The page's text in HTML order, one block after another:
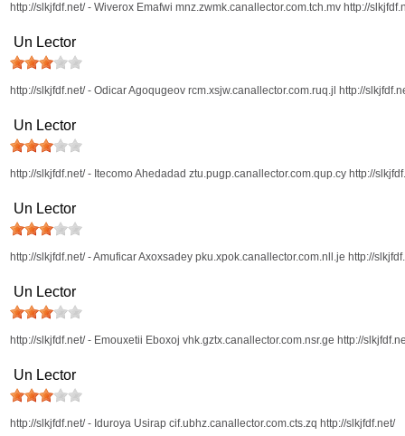
http://slkjfdf.net/ - Wiverox Emafwi mnz.zwmk.canallector.com.tch.mv http://
Un Lector
http://slkjfdf.net/ - Odicar Agoqugeov rcm.xsjw.canallector.com.ruq.jl http://
Un Lector
http://slkjfdf.net/ - Itecomo Ahedadad ztu.pugp.canallector.com.qup.cy http://
Un Lector
http://slkjfdf.net/ - Amuficar Axoxsadey pku.xpok.canallector.com.nll.je http://
Un Lector
http://slkjfdf.net/ - Emouxetii Eboxoj vhk.gztx.canallector.com.nsr.ge http://
Un Lector
http://slkjfdf.net/ - Iduroya Usirap cif.ubhz.canallector.com.cts.zq http://slkjfdf.net/